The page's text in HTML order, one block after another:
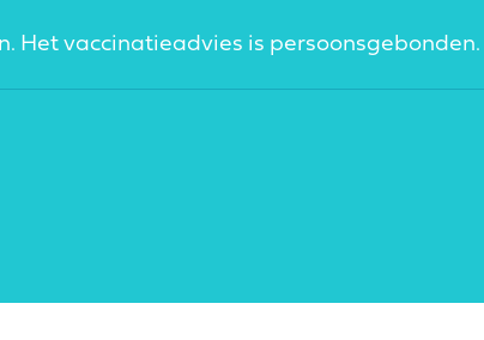
Het vaccinatieadvies is persoonsgebonden.